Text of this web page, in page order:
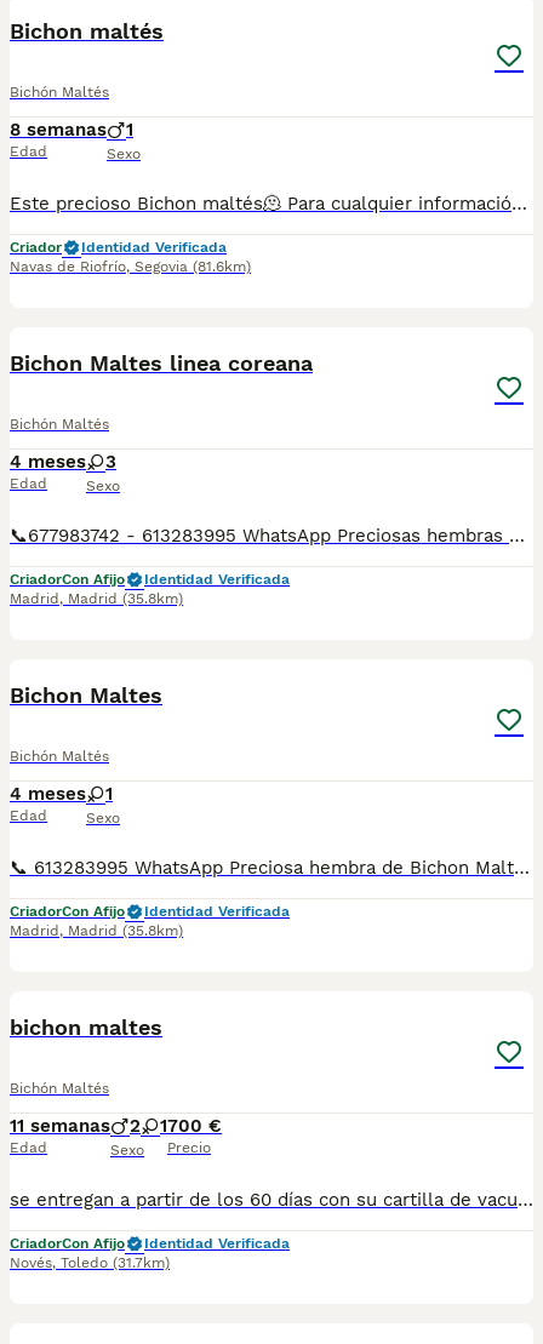
Bichon maltés
Bichón Maltés
8 semanas
Edad
1
Sexo
Este precioso Bichon maltés🫠 Para cualquier información pueden contactar conmigo en el teléfono 632 109 444.
Criador
Identidad Verificada
Navas de Riofrío, Segovia (81.6km)
Bichon Maltes linea coreana
Bichón Maltés
4 meses
Edad
3
Sexo
📞677983742 - 613283995 WhatsApp Preciosas hembras de Bichon Maltes de Linea coreana toda una preciosidad Entregamos nuestros pequeños cachorritos con todas las garantías y cuidados necesarios , disponemos de núcleo zoológico para crianza y venta de nuestros cachorros . ✅Desparasitaciones y vacunas correspondientes a su edad . ✅Cartilla de vacunación . ✅Revisiones veterinarias . ✅Garantías víricas de 15 días . ✅Garantías genéticas de un año . Seriedad , confianza y bienestar animal son nuestra prioridad . También ofrecemos transporte propio para nuestros pequeños cachorros a toda la península , el pago lo podéis hacer contra reembolso . (con coste adicional) . Mandamos a toda España . Andalucía: Almería, Cádiz, Córdoba, Granada, Huelva, Jaén, Málaga, Sevilla.Aragón: Huesca, Teruel, Zaragoza.Asturias: Oviedo.Baleares: Palma.Canarias: Las Palmas de Gran Canaria, Santa Cruz de Tenerife.Cantabria: Santander.Castilla-La Mancha: Albacete, Ciudad Real, Cuenca, Guadalajara, Toledo.Castilla y León: Ávila, Burgos, León, Palencia, Salamanca, Segovia, Soria, Valladolid, Zamora.Cataluña: Barcelona, Gerona (Girona), Lérida (Lleida), Tarragona.Comunidad Valenciana: Alicante, Castellón de la Plana, Valencia.Extremadura: Badajoz, Cáceres.Galicia: La Coruña (A Coruña), Lugo, Orense (Ourense), Pontevedra.La Rioja: Logroño.Madrid: Madrid.Murcia: Murcia.Navarra: Pamplona.País Vasco: Bilbao (Vizcaya), San Sebastián (Guipúzcoa), Vitoria (Álava). Disponemos de varias razas Si no esta la raza que queréis llámanos , intentaremos encontrártela , trabajamos con los mejores criadores de España .
CriadorCon Afijo
Identidad Verificada
Madrid , Madrid (35.8km)
Bichon Maltes
Bichón Maltés
4 meses
Edad
1
Sexo
📞 613283995 WhatsApp Preciosa hembra de Bichon Maltes de linea coreana , esta preciosidad es la de las fotos una maravilla de cachorrita criada en familia Entregamos nuestros pequeños cachorritos con todas las garantías y cuidados necesarios , disponemos de núcleo zoológico para crianza y venta de nuestros cachorros . ✅Desparasitaciones y vacunas correspondientes a su edad . ✅Cartilla de vacunación . ✅Revisiones veterinarias . ✅Garantías víricas de 15 días . ✅Garantías genéticas de un año . Seriedad , confianza y bienestar animal son nuestra prioridad . También ofrecemos transporte propio para nuestros pequeños cachorros a toda la península , el pago lo podéis hacer contra reembolso . (con coste adicional) . Mandamos a toda España . Disponemos de varias razas Si no esta la raza que queréis llámanos , intentaremos encontrártela , trabajamos con los mejores criadores de España .
CriadorCon Afijo
Identidad Verificada
Madrid , Madrid (35.8km)
bichon maltes
Bichón Maltés
11 semanas
Edad
2 1
Sexo
700 €
Precio
se entregan a partir de los 60 días con su cartilla de vacunación y desparasitación correspondiente a su edad. puede venir a verlos sin compromiso escribanos al 698979889
CriadorCon Afijo
Identidad Verificada
Novés, Toledo (31.7km)